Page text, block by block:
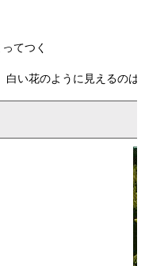
てつく
白い花のように見えるの